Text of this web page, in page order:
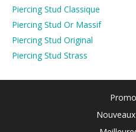
Piercing Stud Classique
Piercing Stud Or Massif
Piercing Stud Original
Piercing Stud Strass